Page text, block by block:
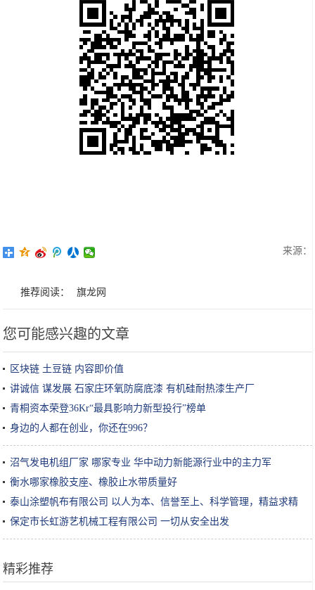
来源：
推荐阅读： 旗龙网
您可能感兴趣的文章
区块链 土豆链 内容即价值
讲诚信 谋发展 石家庄环氧防腐底漆 有机硅耐热漆生产厂
青桐资本荣登36Kr“最具影响力新型投行”榜单
身边的人都在创业，你还在996？
沼气发电机组厂家 哪家专业 华中动力新能源行业中的主力军
衡水哪家橡胶支座、橡胶止水带质量好
泰山涂塑帆布有限公司 以人为本、信誉至上、科学管理，精益求精
保定市长虹游艺机械工程有限公司 一切从安全出发
精彩推荐